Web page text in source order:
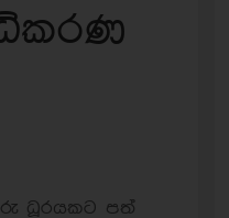
ධූරයකට පත්